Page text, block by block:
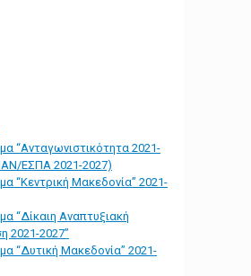
“Ανταγωνιστικότητα 2021-
ΕΣΠΑ 2021-2027)
“Κεντρική Μακεδονία” 2021-
“Δίκαιη Αναπτυξιακή
2021-2027”
“Δυτική Μακεδονία” 2021-